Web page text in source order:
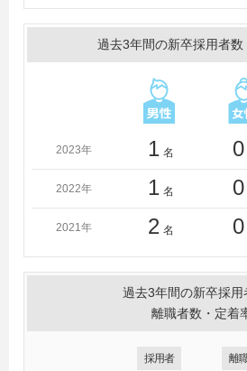
四国学院大学、高知大学、松山大
＜短大・高専・専門学校＞
就実短期大学、専門学校岡山ビジネ
過去3年間の新卒採用者数
2023年 1 名 0
2022年 1 名 0
2021年 2 名 0
過去3年間の新卒採用
離職者数・定着
採用者 離